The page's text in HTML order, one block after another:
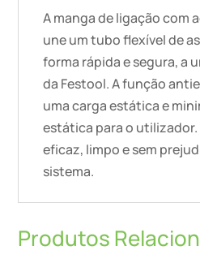
A manga de ligação com
une um tubo flexível de
forma rápida e segura, a
da Festool. A função
uma carga estática e
estática para o
eficaz, limpo e sem
sistema.
Produtos